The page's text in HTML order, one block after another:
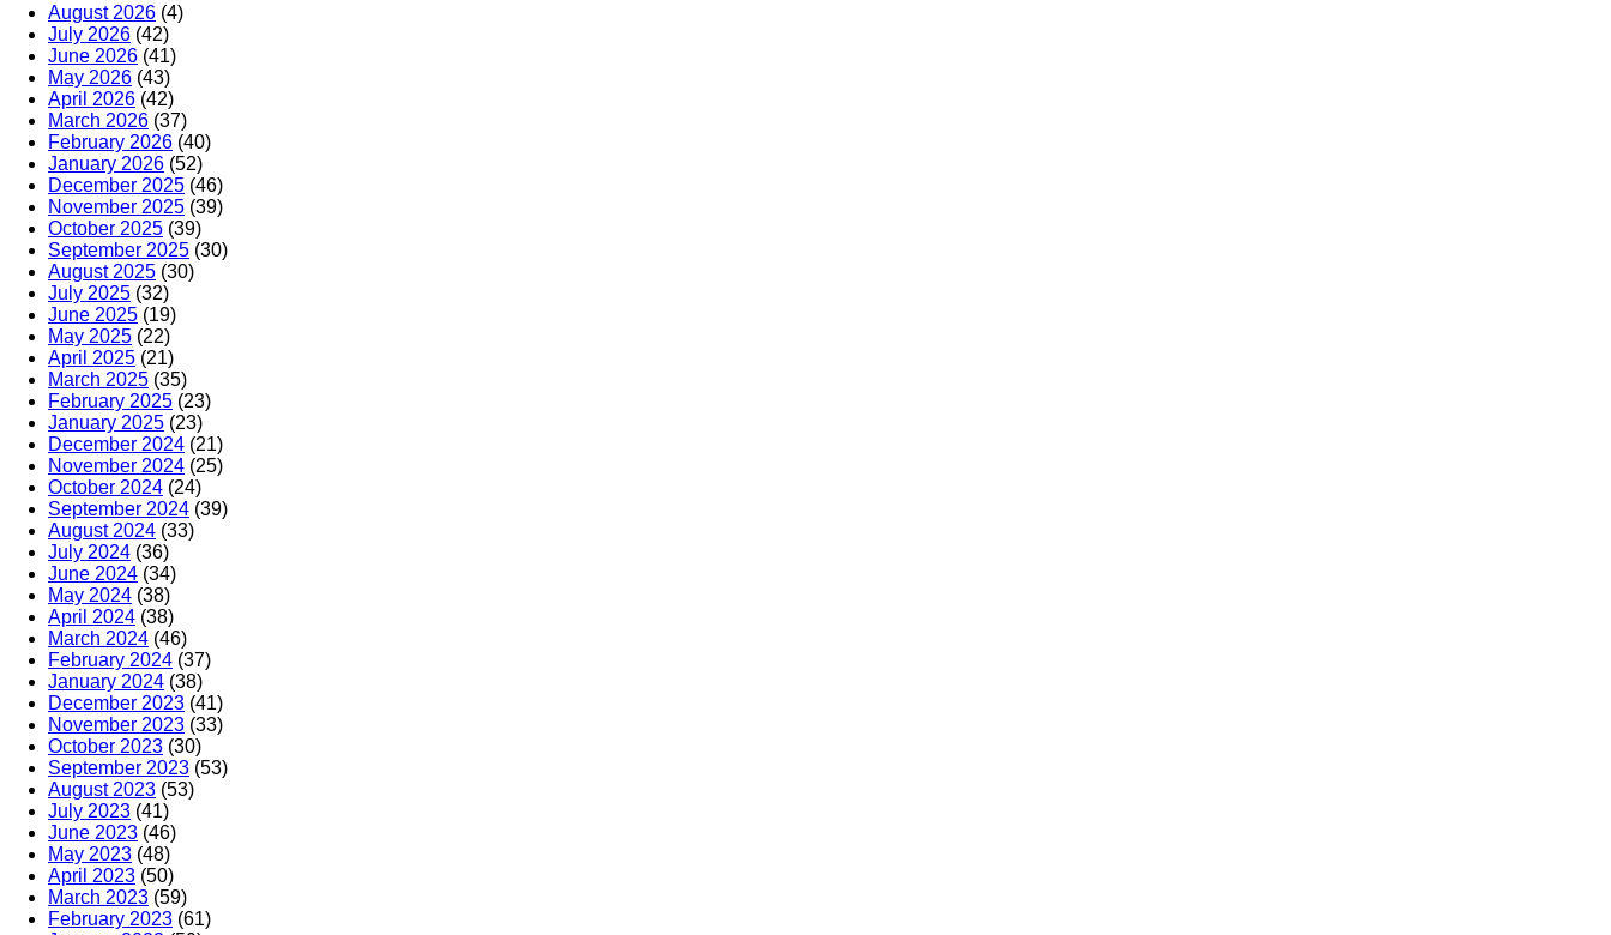
August 2026 (4)
July 2026 (42)
June 2026 (41)
May 2026 (43)
April 2026 (42)
March 2026 (37)
February 2026 (40)
January 2026 (52)
December 2025 (46)
November 2025 (39)
October 2025 (39)
September 2025 (30)
August 2025 (30)
July 2025 (32)
June 2025 (19)
May 2025 (22)
April 2025 (21)
March 2025 (35)
February 2025 (23)
January 2025 (23)
December 2024 (21)
November 2024 (25)
October 2024 (24)
September 2024 (39)
August 2024 (33)
July 2024 (36)
June 2024 (34)
May 2024 (38)
April 2024 (38)
March 2024 (46)
February 2024 (37)
January 2024 (38)
December 2023 (41)
November 2023 (33)
October 2023 (30)
September 2023 (53)
August 2023 (53)
July 2023 (41)
June 2023 (46)
May 2023 (48)
April 2023 (50)
March 2023 (59)
February 2023 (61)